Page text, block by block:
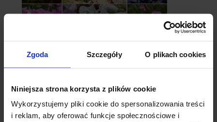
Zgoda Szczegóły O plikach cookies
Niniejsza strona korzysta z plików cookie
Wykorzystujemy pliki cookie do spersonalizowania treści
i reklam, aby oferować funkcje społecznościowe i